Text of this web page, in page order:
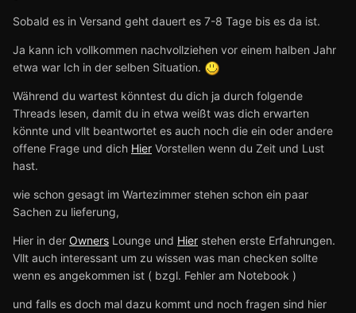
Sobald es in Versand geht dauert es 7-8 Tage bis es da ist.
Ja kann ich vollkommen nachvollziehen vor einem halben Jahr
etwa war Ich in der selben Situation.
Während du wartest könntest du dich ja durch folgende
Threads lesen, damit du in etwa weißt was dich erwarten
könnte und vllt beantwortet es auch noch die ein oder andere
offene Frage und dich Hier Vorstellen wenn du Zeit und Lust
hast.
wie schon gesagt im Wartezimmer stehen schon ein paar
Sachen zu lieferung,
Hier in der Owners Lounge und Hier stehen erste Erfahrungen.
Vllt auch interessant um zu wissen was man checken sollte
wenn es angekommen ist ( bzgl. Fehler am Notebook )
und falls es doch mal dazu kommt und noch fragen sind hier